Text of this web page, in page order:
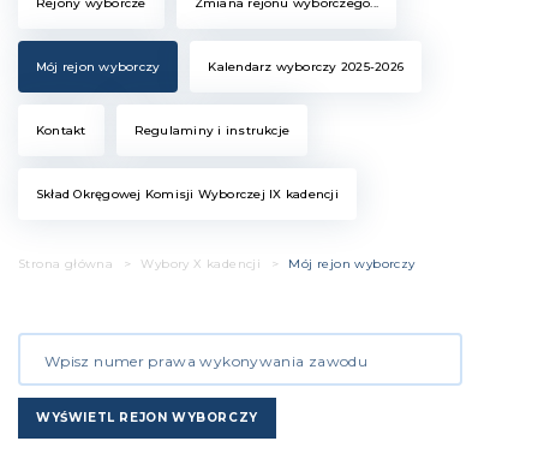
Mój rejon wyborczy Kalendarz wyborczy 2025-2026
Kontakt Regulaminy i instrukcje
Skład Okręgowej Komisji Wyborczej IX kadencji
Strona główna > Wybory X kadencji > Mój rejon wyborczy